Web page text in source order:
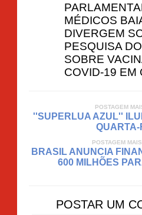
MÉDICOS
DIVERGEM
PESQUISA
SOBRE
COVID-19 EM
POSTAGEM
''SUPERLUA AZUL''
QUARTA-
POSTAGEM
BRASIL ANUNCIA
600 MILHÕES
POSTAR UM